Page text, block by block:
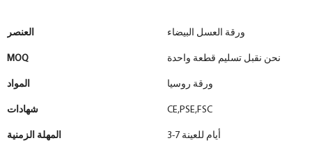
العنصر ورقة العسل البيضاء
MOQ نحن نقبل تسليم قطعة واحدة
المواد ورقة روسيا
شهادات CE,PSE,FSC
المهلة الزمنية 3-7 أيام للعينة